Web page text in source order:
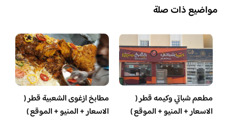
مواضيع ذات صلة
مطعم شباتي وكيمه قطر (
الاسعار + المنيو + الموقع )
مطابخ ازغوى الشعبية قطر (
الاسعار + المنيو + الموقع )